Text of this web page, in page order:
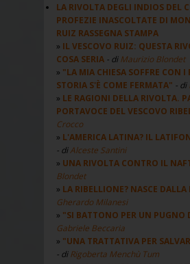
LA RIVOLTA DEGLI INDIOS DEL
PROFEZIE INASCOLTATE DI
RUIZ RASSEGNA STAMPA
IL VESCOVO RUIZ: QUESTA
COSA SERIA - diMaurizio Blondet
"LA MIA CHIESA SOFFRE CON
STORIA S'È COME FERMATA" - di
LE RAGIONI DELLA RIVOLTA.
PORTAVOCE DEL VESCOVO
Crocco
L'AMERICA LATINA? IL
- diAlceste Santini
UNA RIVOLTA CONTRO IL
Blondet
LA RIBELLIONE? NASCE DALLA
Gherardo Milanesi
"SI BATTONO PER UN PUGNO
Gabriele Beccaria
"UNA TRATTATIVA PER
- diRigoberta Menchù Tum